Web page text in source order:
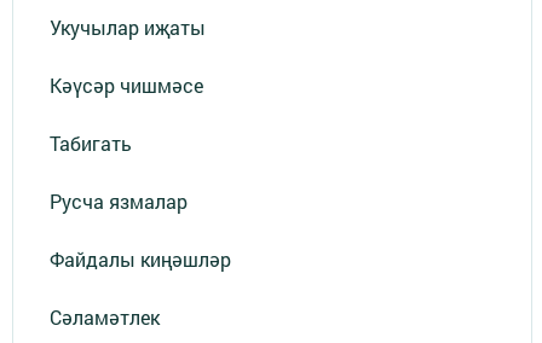
Укучылар иҗаты
Кәүсәр чишмәсе
Табигать
Русча язмалар
Файдалы киңәшләр
Сәламәтлек